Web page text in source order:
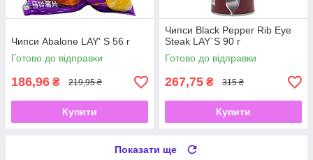
Чипси Abalone LAY' S 56 г
Готово до відправки
186,96 ₴ 219,95 ₴
Купити
Чипси Black Pepper Rib Eye
Steak LAY`S 90 г
Готово до відправки
267,75 ₴ 315 ₴
Купити
Показати ще